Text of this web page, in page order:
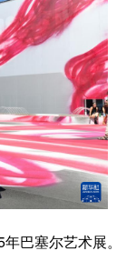
体育
军事
政务
汽车
数字经济
巴塞尔艺术展。